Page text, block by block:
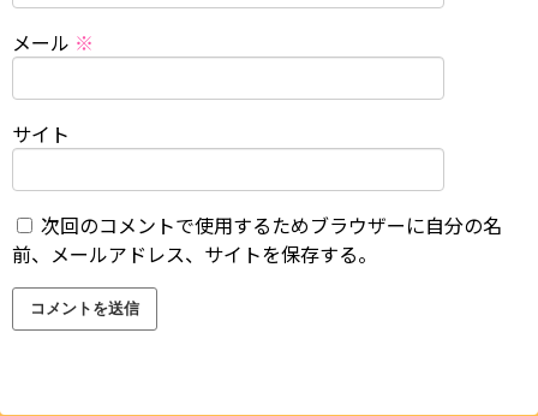
メール ※
サイト
次回のコメントで使用するためブラウザーに自分の名
前、メールアドレス、サイトを保存する。